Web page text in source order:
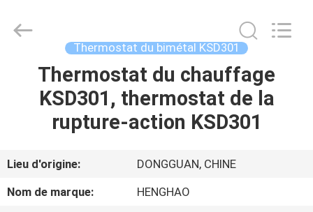
APERÇU
PRODUITS
VR
SHOW
Hao
Electric
Thermostat du bimétal KSD301
Thermostat du chauffage
KSD301, thermostat de la
rupture-action KSD301
Lieu d'origine:
DONGGUAN, CHINE
Nom de marque:
HENGHAO